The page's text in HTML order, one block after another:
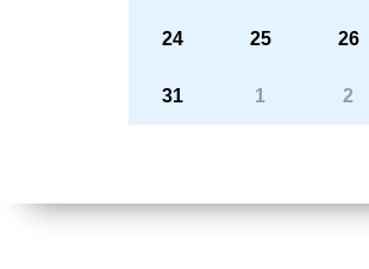
24 25 26
31 1 2